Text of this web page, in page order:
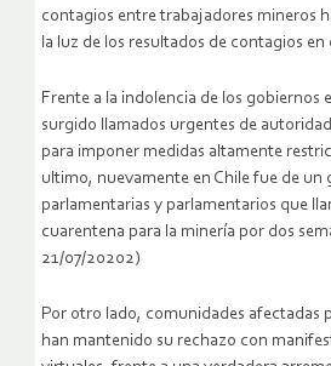
contagios entre trabajadores mineros
la luz de los resultados de contagios
Frente a la indolencia de los gobiernos
surgido llamados urgentes de
para imponer medidas altamente
ultimo, nuevamente en Chile fue de un
parlamentarias y parlamentarios que
cuarentena para la minería por dos
21/07/20202)
Por otro lado, comunidades afectadas
han mantenido su rechazo con